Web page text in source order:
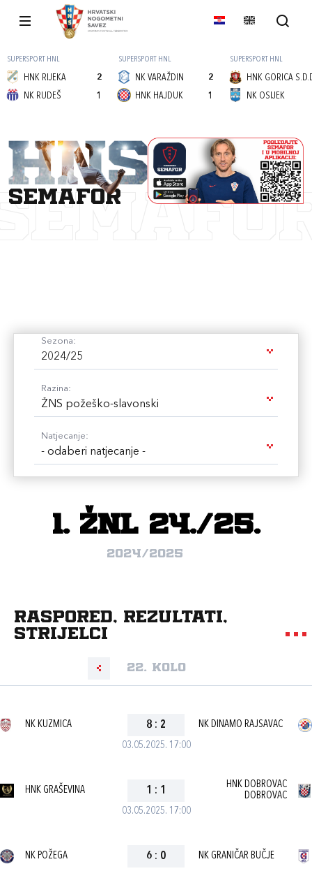
SUPERSPORT HNL
HNK RIJEKA
2
1
NK RUDEŠ
SUPERSPORT HNL
NK VARAŽDIN
2
1
HNK HAJDUK
SUPERSPORT HNL
HNK GORICA
NK OSIJEK
semafor
Sezona:
2024/25
Razina:
ŽNS požeško-slavonski
Natjecanje:
- odaberi natjecanje -
1. ŽNL 24./25.
2024/2025
Raspored, rezultati,
strijelci
22. kolo
03.05.2025. 17:00
NK KUZMICA 8 : 2 NK DINAMO RAJSAVAC
03.05.2025. 17:00
HNK GRAŠEVINA 1 : 1
HNK DOBROVAC
DOBROVAC
NK POŽEGA 6 : 0 NK GRANIČAR BUČJE